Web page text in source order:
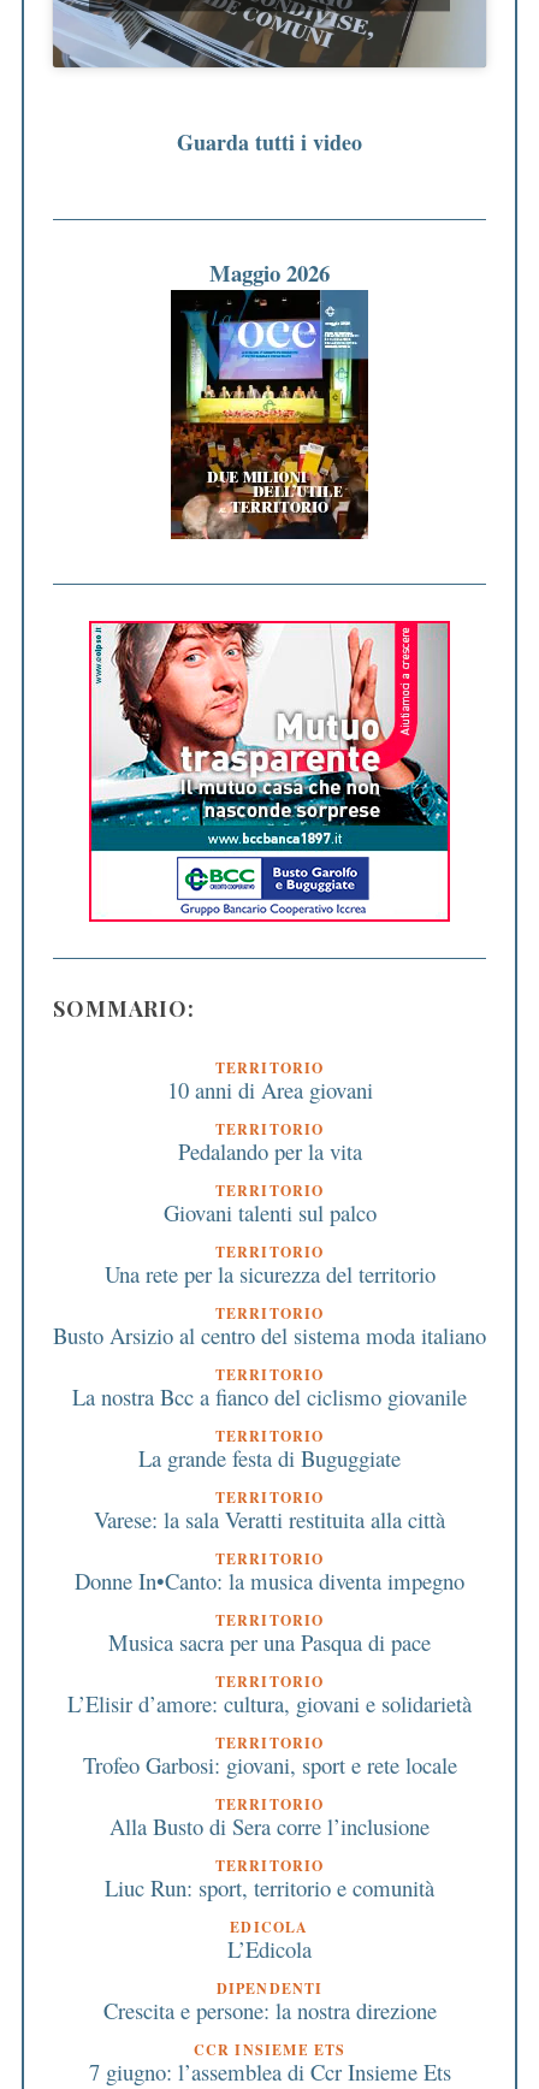
Guarda tutti i video
Maggio 2026
SOMMARIO:
TERRITORIO
10 anni di Area giovani
TERRITORIO
Pedalando per la vita
TERRITORIO
Giovani talenti sul palco
TERRITORIO
Una rete per la sicurezza del territorio
TERRITORIO
Busto Arsizio al centro del sistema moda italiano
TERRITORIO
La nostra Bcc a fianco del ciclismo giovanile
TERRITORIO
La grande festa di Buguggiate
TERRITORIO
Varese: la sala Veratti restituita alla città
TERRITORIO
Donne In•Canto: la musica diventa impegno
TERRITORIO
Musica sacra per una Pasqua di pace
TERRITORIO
L’Elisir d’amore: cultura, giovani e solidarietà
TERRITORIO
Trofeo Garbosi: giovani, sport e rete locale
TERRITORIO
Alla Busto di Sera corre l’inclusione
TERRITORIO
Liuc Run: sport, territorio e comunità
EDICOLA
L’Edicola
DIPENDENTI
Crescita e persone: la nostra direzione
CCR INSIEME ETS
7 giugno: l’assemblea di Ccr Insieme Ets